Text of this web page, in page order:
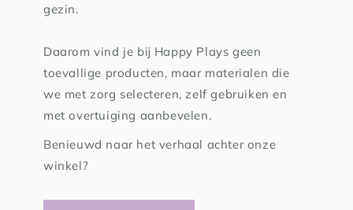
gezin.
Daarom vind je bij Happy Plays geen
toevallige producten, maar materialen die
we met zorg selecteren, zelf gebruiken en
met overtuiging aanbevelen.
Benieuwd naar het verhaal achter onze
winkel?